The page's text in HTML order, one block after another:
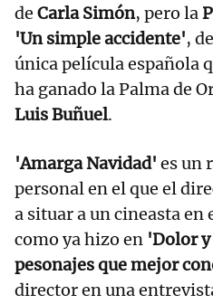
de Carla Simón, pero la
'Un simple accidente',
única película española
ha ganado la Palma de
Luis Buñuel.
'Amarga Navidad' es un
personal en el que el
a situar a un cineasta
como ya hizo en 'Dolor
pesonajes que mejor
director en una